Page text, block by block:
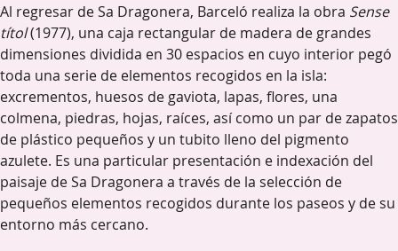
Al regresar de Sa Dragonera, Barceló realiza la obra Sense
títol(1977), una caja rectangular de madera de grandes
dimensiones dividida en 30 espacios en cuyo interior pegó
toda una serie de elementos recogidos en la isla:
excrementos, huesos de gaviota, lapas, flores, una
colmena, piedras, hojas, raíces, así como un par de zapatos
de plástico pequeños y un tubito lleno del pigmento
azulete. Es una particular presentación e indexación del
paisaje de Sa Dragonera a través de la selección de
pequeños elementos recogidos durante los paseos y de su
entorno más cercano.